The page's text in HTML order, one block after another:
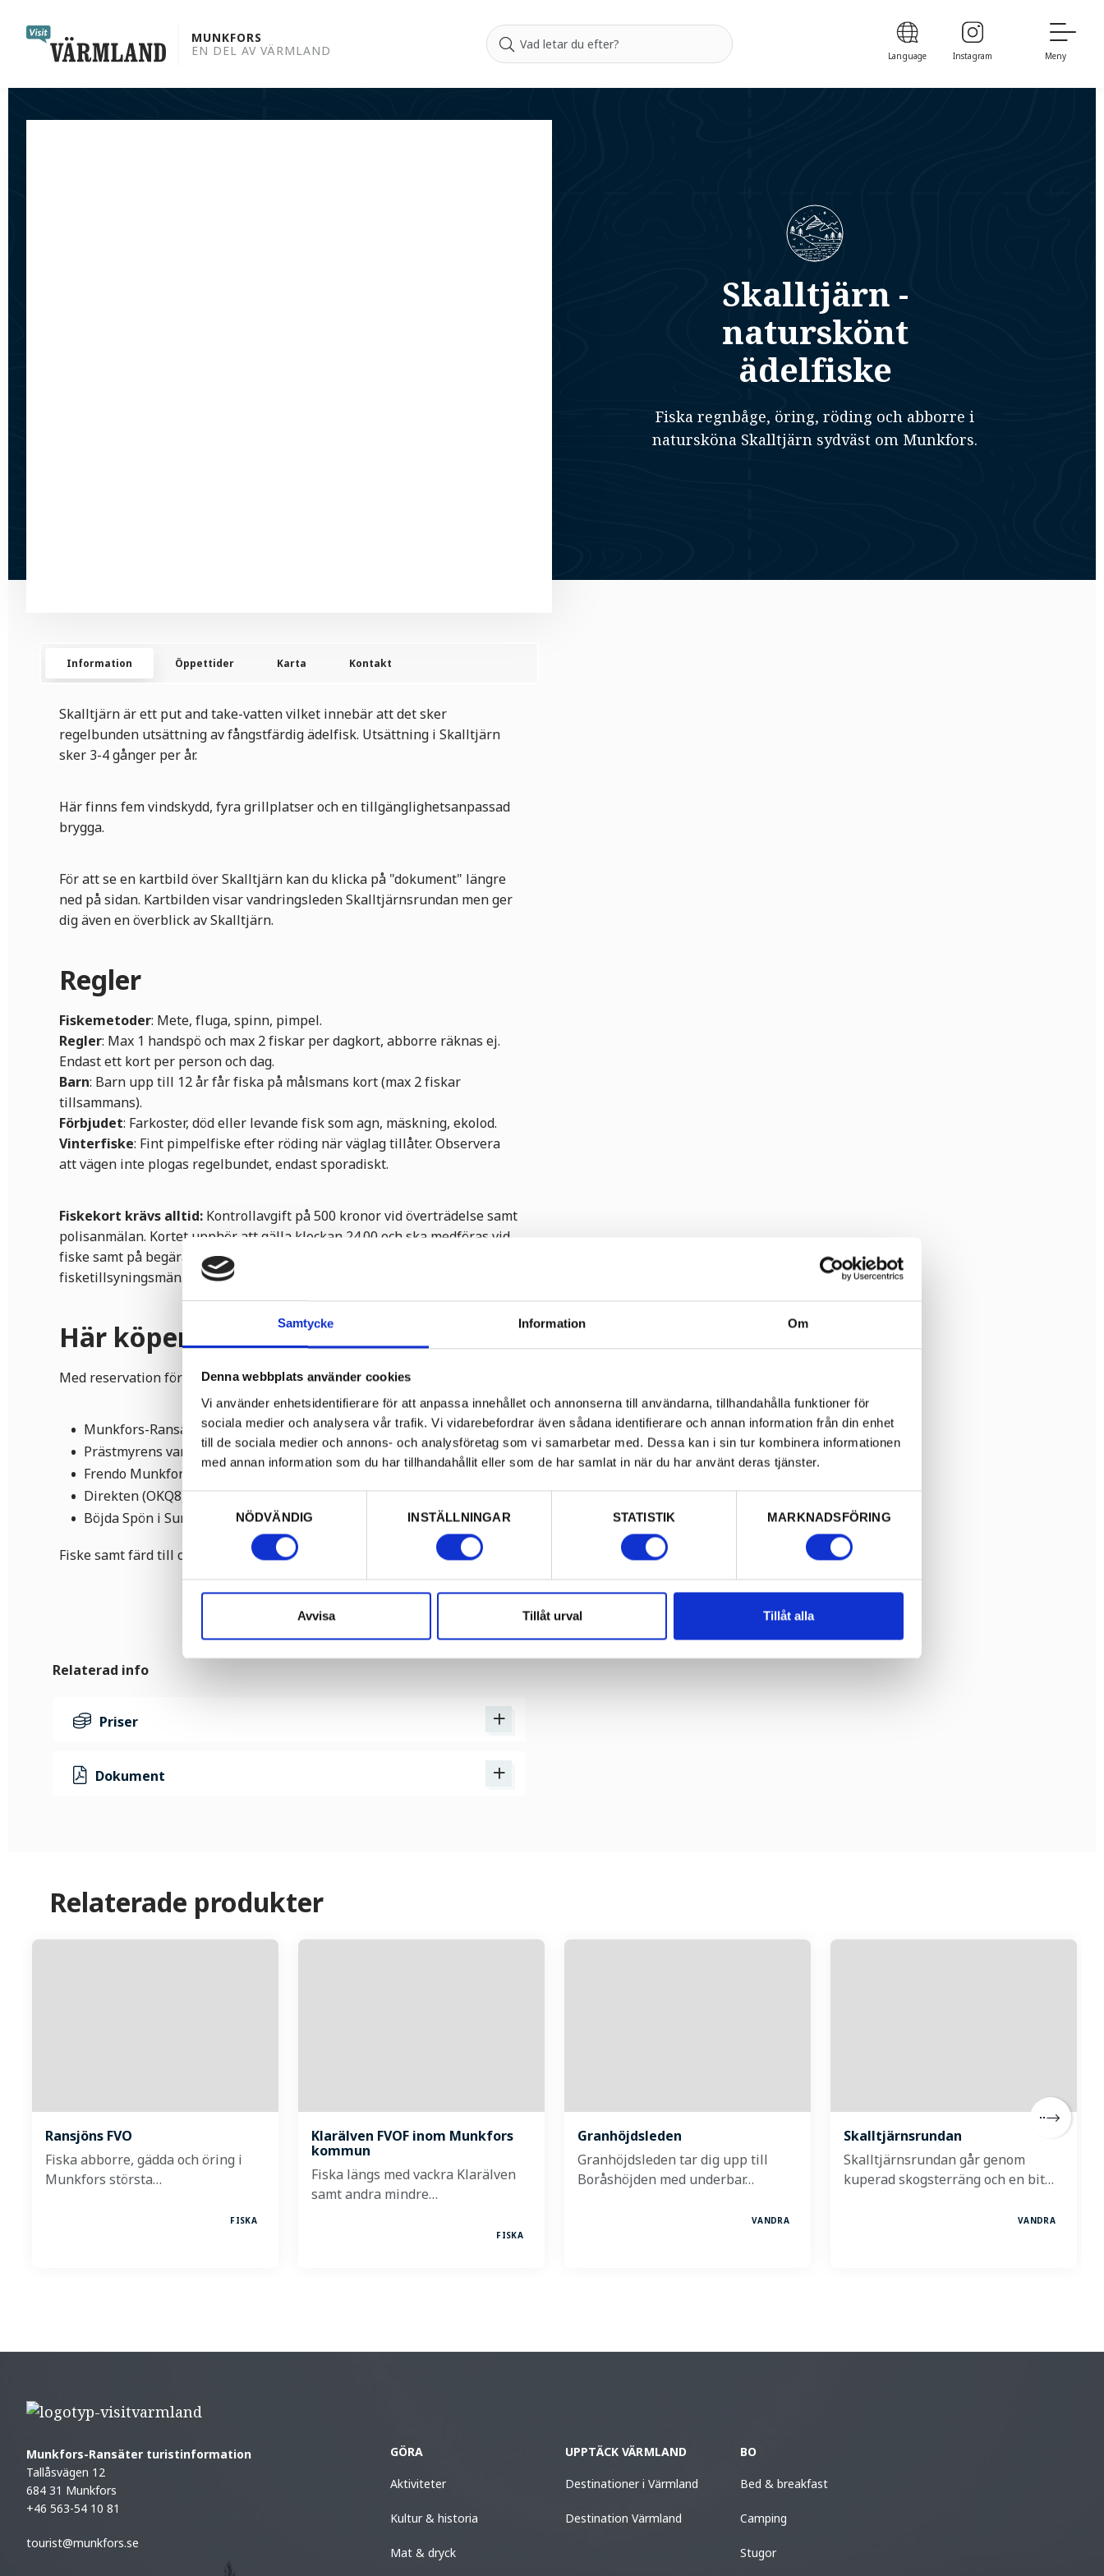
Samtycke Information Om
Denna webbplats använder cookies
Vi använder enhetsidentifierare för att anpassa innehållet och annonserna till användarna, tillhandahålla funktioner för
sociala medier och analysera vår trafik. Vi vidarebefordrar även sådana identifierare och annan information från din enhet
till de sociala medier och annons- och analysföretag som vi samarbetar med. Dessa kan i sin tur kombinera informationen
med annan information som du har tillhandahållit eller som de har samlat in när du har använt deras tjänster.
Samtyckesval
NÖDVÄNDIG
INSTÄLLNINGAR STATISTIK MARKNADSFÖRING
Avvisa Tillåt urval Tillåt alla
content
MUNKFORS
EN DEL AV VÄRMLAND
Language Instagram Meny
Skalltjärn -
naturskönt
ädelfiske
Fiska regnbåge, öring, röding och abborre i
natursköna Skalltjärn sydväst om Munkfors.
Information Öppettider Karta Kontakt
Skalltjärn är ett put and take-vatten vilket innebär att det sker
regelbunden utsättning av fångstfärdig ädelfisk. Utsättning i Skalltjärn
sker 3-4 gånger per år.
Här finns fem vindskydd, fyra grillplatser och en tillgänglighetsanpassad
brygga.
För att se en kartbild över Skalltjärn kan du klicka på "dokument" längre
ned på sidan. Kartbilden visar vandringsleden Skalltjärnsrundan men ger
dig även en överblick av Skalltjärn.
Regler
Fiskemetoder: Mete, fluga, spinn, pimpel.
Regler: Max 1 handspö och max 2 fiskar per dagkort, abborre räknas ej.
Endast ett kort per person och dag.
Barn: Barn upp till 12 år får fiska på målsmans kort (max 2 fiskar
tillsammans).
Förbjudet: Farkoster, död eller levande fisk som agn, mäskning, ekolod.
Vinterfiske: Fint pimpelfiske efter röding när väglag tillåter. Observera
att vägen inte plogas regelbundet, endast sporadiskt.
Fiskekort krävs alltid: Kontrollavgift på 500 kronor vid överträdelse samt
polisanmälan. Kortet upphör att gälla klockan 24.00 och ska medföras vid
fiske samt på begäran uppvisas för berörda fiskerättsägare eller
fisketillsyningsmän.
Här köper du fiskekort
Med reservation för ändringar.
Munkfors-Ransäter turistinformation
Prästmyrens vandrarhem
Frendo Munkfors
Direkten (OKQ8), Munkfors
Böjda Spön i Sunne
Fiske samt färd till och från Skalltjärn sker på egen risk.
Relaterad info
Priser
Dokument
Relaterade produkter
Ransjöns FVO
Fiska abborre, gädda och öring i
Munkfors största…
FISKA
Klarälven FVOF inom Munkfors
kommun
Fiska längs med vackra Klarälven
samt andra mindre…
FISKA
Granhöjdsleden
Granhöjdsleden tar dig upp till
Boråshöjden med underbar…
VANDRA
Skalltjärnsrundan
Skalltjärnsrundan går genom
kuperad skogsterräng och en bit…
VANDRA
Munkfors-Ransäter turistinformation
Tallåsvägen 12
684 31 Munkfors
+46 563-54 10 81
tourist@munkfors.se
GÖRA
Aktiviteter
Kultur & historia
Mat & dryck
UPPTÄCK VÄRMLAND
Destinationer i Värmland
Destination Värmland
BO
Bed & breakfast
Camping
Stugor